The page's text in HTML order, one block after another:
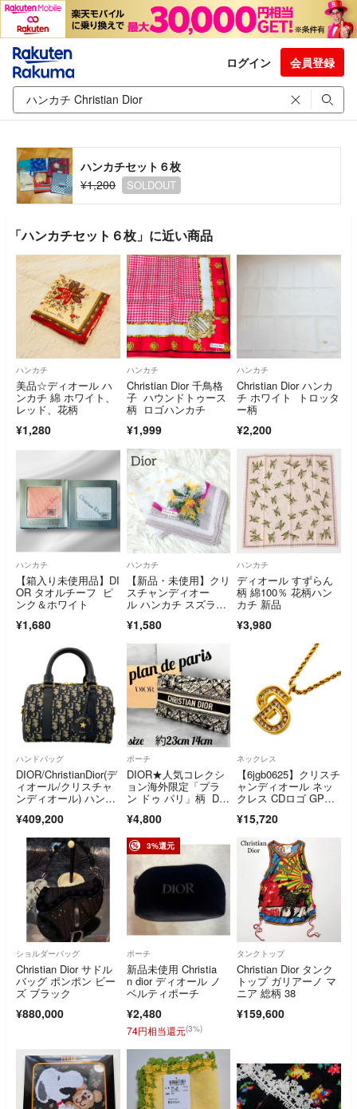
ログイン 会員登録
ハンカチセット６枚
¥1,200
SOLDOUT
「ハンカチセット６枚」に近い商品
ハンカチ
美品☆ディオール ハ
ンカチ 綿 ホワイト、
レッド、花柄
¥1,280
ハンカチ
Christian Dior 千鳥格
子 ハウンドトゥース
柄 ロゴハンカチ
¥1,999
ハンカチ
Christian Dior ハンカ
チ ホワイト トロッタ
ー柄
¥2,200
ハンカチ
【箱入り未使用品】DI
OR タオルチーフ ピ
ンク＆ホワイト
¥1,680
ハンカチ
【新品・未使用】クリ
スチャンディオー
ル ハンカチ スズラ
き ブランドハンカ
チ ミニスカーフ Dior
¥1,580
ハンカチ
ディオール すずらん
柄 綿100％ 花柄ハン
カチ 新品
¥3,980
ハンドバッグ
DIOR/ChristianDior(デ
ィオール/クリスチャ
ンディオール) ハンド
ヴ 20 バッグ スモー
ル M1364UTZQ_M92
8 アイボリー×ダーク
ネイビー オブリーク/
ミニボストン レザー
¥409,200
ポーチ
DIOR★人気コレクシ
ョン海外限定「プラ
ン ドゥ パリ」柄 Dior
ティ【非売品】 クラ
ッチバック
¥4,800
ネックレス
【6jgb0625】クリスチ
ャンディオール ネッ
クレス CDロゴ GPメ
ン ゴールド【中古】
¥15,720
ショルダーバッグ
Christian Dior サドル
バッグ ポンポン ビー
ズ ブラック
¥880,000
3%還元
ポーチ
新品未使用 Christia
n dior ディオール ノ
ベルティポーチ
¥2,480
74円相当還元(3%)
タンクトップ
Christian Dior タンク
トップ ガリアーノ マ
ニア 総柄 38
¥159,600